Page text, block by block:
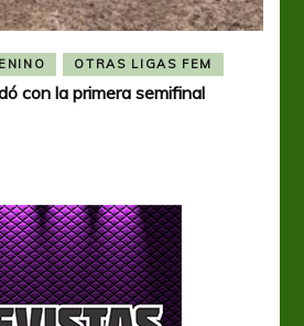
OTRAS LIGAS FEM
con la primera semifinal